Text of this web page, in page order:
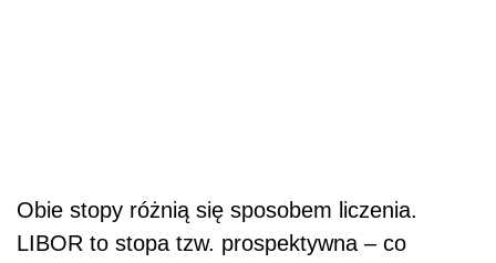
Obie stopy różnią się sposobem liczenia.
LIBOR to stopa tzw. prospektywna – co